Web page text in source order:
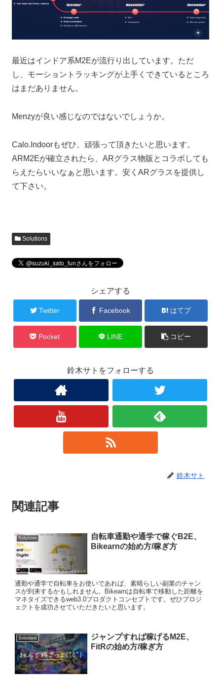
最近はインドア系M2Eが流行り出しています。ただ
し、モーショントラッキングが上手くできているところ
はまだありません。
Menzyが良い感じなのではないでしょうか。
Calo.Indoorもぜひ、頑張って頂きたいと思います。
ARM2Eが確立されたら、ARグラス物販とコラボしても
らえたらいいなぁと思います。安くARグラスを提供し
て下さい。
Solutions
シェアする
Twitter Facebook はてブ
Pocket LINE コピー
鈴木サトをフォローする
鈴木サト
関連記事
Solutions
自転車通勤や通学で稼ぐB2E、
Bikearnの始め方/稼ぎ方
通勤や通学で自転車をお使いであれば、素晴らしい副業のチャン
スが到来するかもしれません。Bikearnは自転車で移動した距離を
マネタイズできるweb3.0プロダクトコンセプトです。ぜひプロジ
ェクトを成功させていただきたいと思います。
Solutions
ジャンプすれば稼げるM2E、
FitRの始め方/稼ぎ方